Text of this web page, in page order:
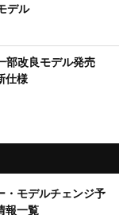
デル
部改良モデル発売
仕様
・モデルチェンジ予
報一覧